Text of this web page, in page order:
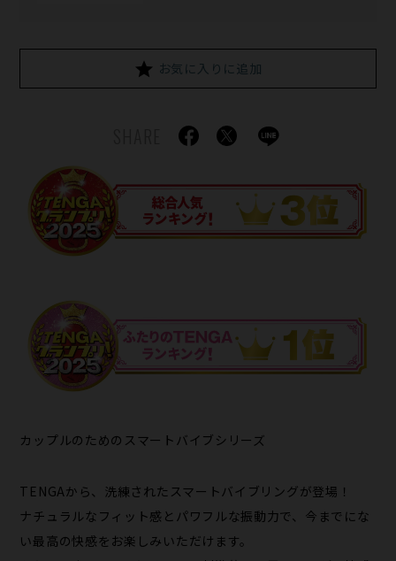
お気に入りに追加
カップルのためのスマートバイブシリーズ
TENGAから、洗練されたスマートバイブリングが登場！
ナチュラルなフィット感とパワフルな振動力で、今までにな
い最高の快感をお楽しみいただけます。